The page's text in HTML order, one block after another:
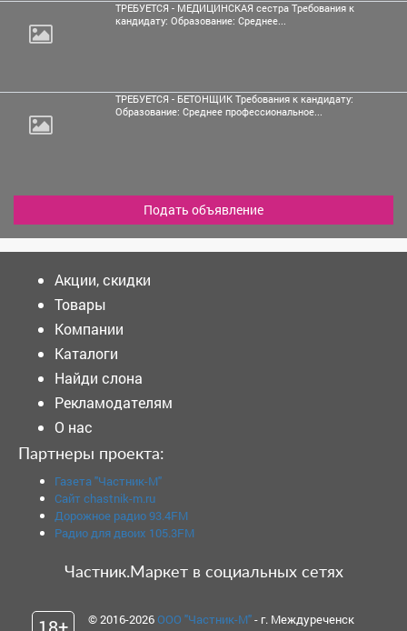
ТРЕБУЕТСЯ - МЕДИЦИНСКАЯ сестра Требования к
кандидату: Образование: Среднее...
ТРЕБУЕТСЯ - БЕТОНЩИК Требования к кандидату:
Образование: Среднее профессиональное...
Подать объявление
Акции, скидки
Товары
Компании
Каталоги
Найди слона
Рекламодателям
О нас
Партнеры проекта:
Газета "Частник-М"
Сайт chastnik-m.ru
Дорожное радио 93.4FM
Радио для двоих 105.3FM
Частник.Маркет в социальных сетях
© 2016-2026ООО "Частник-М"- г. Междуреченск